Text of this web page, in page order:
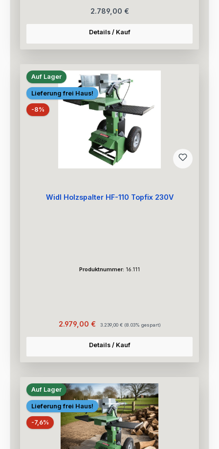
Regulärer Preis:
2.789,00 €
Details / Kauf
Auf Lager
Lieferung frei Haus!
-8%Rabatt
Widl Holzspalter HF-110 Topfix 230V
Produktnummer: 16.111
Verkaufspreis:
2.979,00 € 3.239,00 € (8.03% gespart)
Details / Kauf
Auf Lager
Lieferung frei Haus!
-7,6%Rabatt